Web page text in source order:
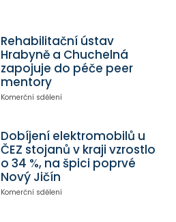
Rehabilitační ústav
Hrabyně a Chuchelná
zapojuje do péče peer
mentory
Komerční sdělení
Dobíjení elektromobilů u
ČEZ stojanů v kraji vzrostlo
o 34 %, na špici poprvé
Nový Jičín
Komerční sdělení